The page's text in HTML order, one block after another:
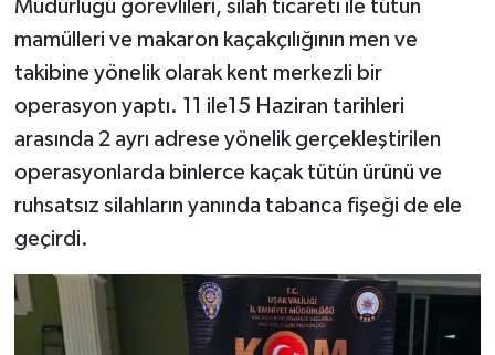
Müdürlüğü görevlileri, silah ticareti ile tütün
mamülleri ve makaron kaçakçılığının men ve
takibine yönelik olarak kent merkezli bir
operasyon yaptı. 11 ile15 Haziran tarihleri
arasında 2 ayrı adrese yönelik gerçekleştirilen
operasyonlarda binlerce kaçak tütün ürünü ve
ruhsatsız silahların yanında tabanca fişeği de ele
geçirdi.